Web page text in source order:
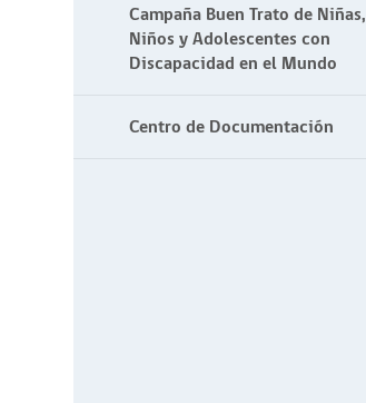
Campaña Buen Trato de Niñas,
Niños y Adolescentes con
Discapacidad en el Mundo
Centro de Documentación